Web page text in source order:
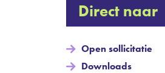
Direct naar
Open sollicitatie
Downloads